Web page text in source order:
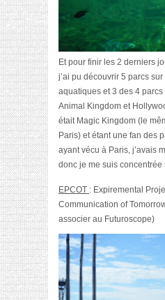
Et pour finir les 2 derniers
j’ai pu découvrir 5 parcs
aquatiques et 3 des 4 parcs
Animal Kingdom et
était Magic Kingdom (le
Paris) et étant une fan des
ayant vécu à Paris, j’avais
donc je me suis concentrée
EPCOT : Expiremental
Communication of
associer au Futuroscope)